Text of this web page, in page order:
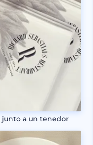
junto a un tenedor